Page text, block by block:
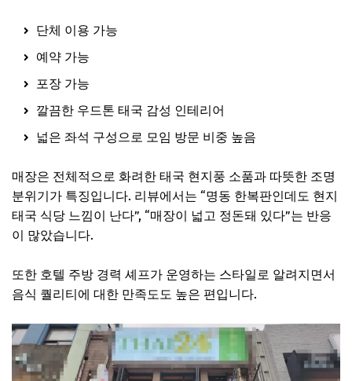
단체 이용 가능
예약 가능
포장 가능
깔끔한 우드톤 태국 감성 인테리어
넓은 좌석 구성으로 모임 방문 비중 높음
매장은 전체적으로 화려한 태국 현지풍 소품과 따뜻한 조명
분위기가 특징입니다. 리뷰에서는 “명동 한복판인데도 현지
태국 식당 느낌이 난다”, “매장이 넓고 정돈돼 있다”는 반응
이 많았습니다.
또한 호텔 주방 경력 셰프가 운영하는 스타일로 알려지면서
음식 퀄리티에 대한 만족도도 높은 편입니다.